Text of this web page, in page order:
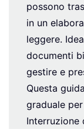
possono
in un
leggere.
documenti
gestire e
Questa
graduale
Interruzione